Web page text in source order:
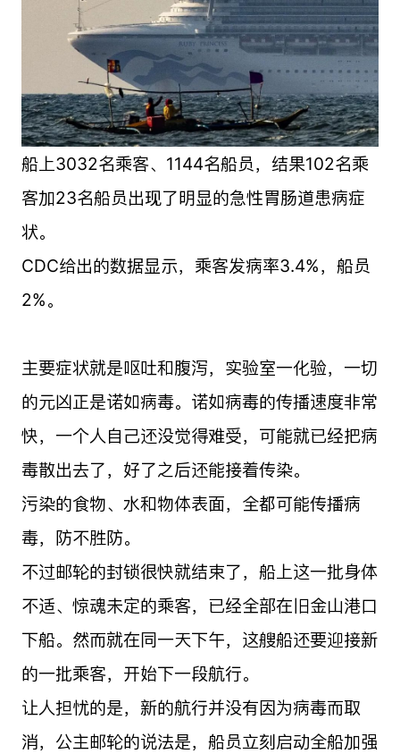
船上3032名乘客、1144名船员，结果102名乘
客加23名船员出现了明显的急性胃肠道患病症
状。
CDC给出的数据显示，乘客发病率3.4%，船员
2%。
主要症状就是呕吐和腹泻，实验室一化验，一切
的元凶正是诺如病毒。诺如病毒的传播速度非常
快，一个人自己还没觉得难受，可能就已经把病
毒散出去了，好了之后还能接着传染。
污染的食物、水和物体表面，全都可能传播病
毒，防不胜防。
不过邮轮的封锁很快就结束了，船上这一批身体
不适、惊魂未定的乘客，已经全部在旧金山港口
下船。然而就在同一天下午，这艘船还要迎接新
的一批乘客，开始下一段航行。
让人担忧的是，新的航行并没有因为病毒而取
消，公主邮轮的说法是，船员立刻启动全船加强